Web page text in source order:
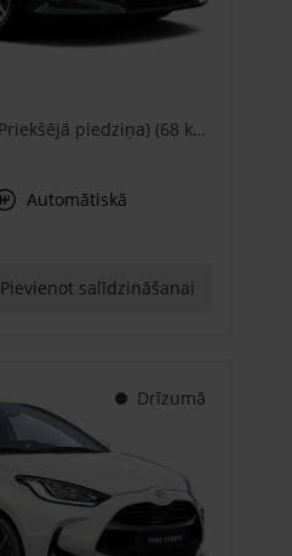
Active 1.5 Hybrid 115 e-CVT (Priekšējā piedziņa) (68 kW)
Automātiskā
Pievienot salīdzināšanai
Drīzumā